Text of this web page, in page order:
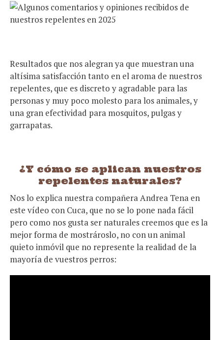
Resultados que nos alegran ya que muestran una
altísima satisfacción tanto en el aroma de nuestros
repelentes, que es discreto y agradable para las
personas y muy poco molesto para los animales, y
una gran efectividad para mosquitos, pulgas y
garrapatas.
¿Y cómo se aplican nuestros
repelentes naturales?
Nos lo explica nuestra compañera Andrea Tena en
este vídeo con Cuca, que no se lo pone nada fácil
pero como nos gusta ser naturales creemos que es la
mejor forma de mostrároslo, no con un animal
quieto inmóvil que no represente la realidad de la
mayoría de vuestros perros: